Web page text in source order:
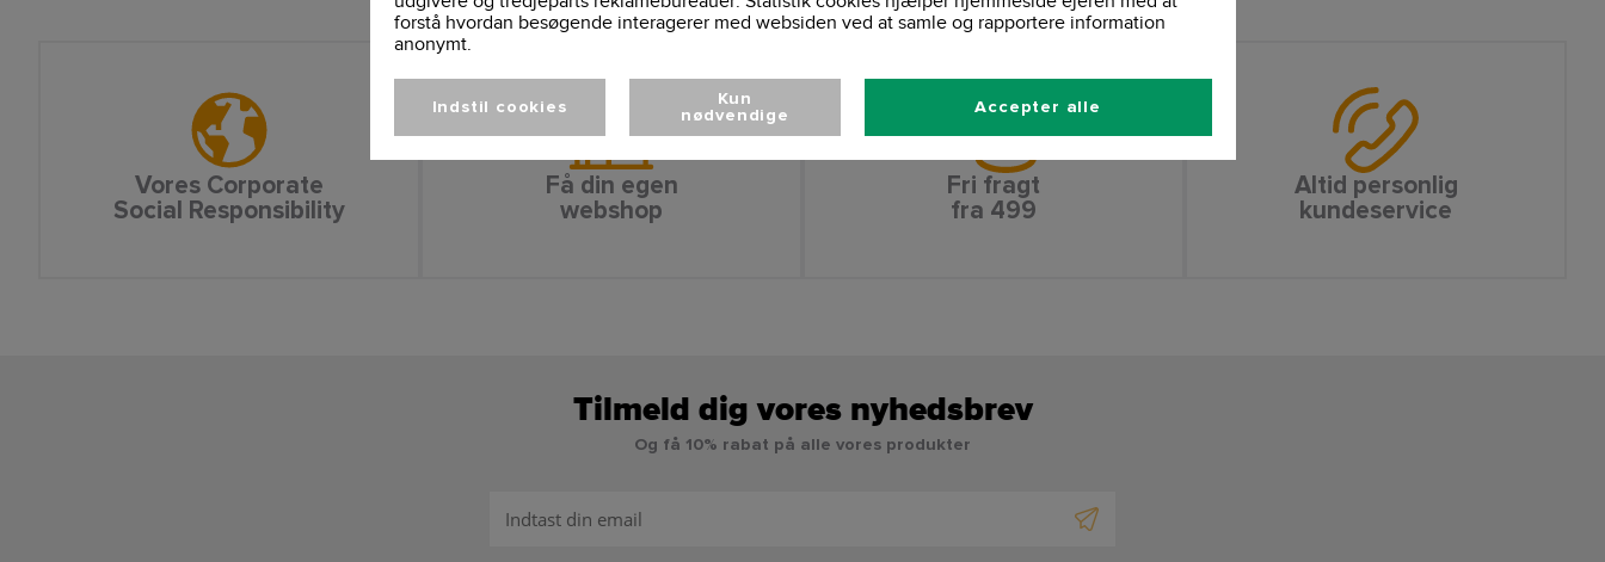
forstå hvordan besøgende interagerer med websiden ved at samle og rapportere information
anonymt.
Indstil cookies
Kun
nødvendige
Accepter alle
Vores Corporate
Social Responsibility
Få din egen
webshop
Fri fragt
fra 499
Altid personlig
kundeservice
Tilmeld dig vores nyhedsbrev
Og få 10% rabat på alle vores produkter